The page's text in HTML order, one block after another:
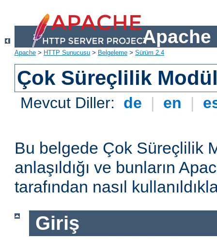
Apache
Apache > HTTP Sunucusu > Belgeleme > Sürüm 2.4
Çok Süreçlilik
Mevcut Diller: de | en |
Bu belgede Çok Süreçlilik
anlaşıldığı ve bunların
tarafından nasıl
Giriş